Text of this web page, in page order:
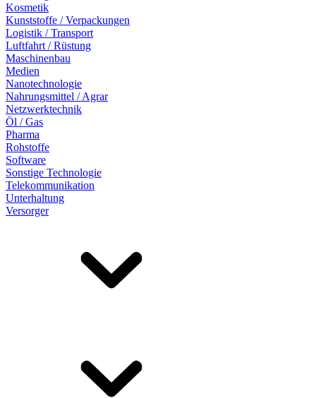
Kosmetik
Kunststoffe / Verpackungen
Logistik / Transport
Luftfahrt / Rüstung
Maschinenbau
Medien
Nanotechnologie
Nahrungsmittel / Agrar
Netzwerktechnik
Öl / Gas
Pharma
Rohstoffe
Software
Sonstige Technologie
Telekommunikation
Unterhaltung
Versorger